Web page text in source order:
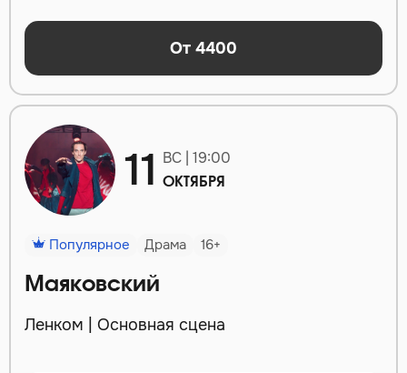
От 4400
11 ВС | 19:00
ОКТЯБРЯ
Популярное Драма 16+
Маяковский
Ленком | Основная сцена